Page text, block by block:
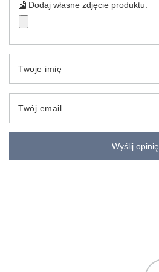
Dodaj własne zdjęcie produktu:
Twoje imię
Twój email
Wyślij opinię